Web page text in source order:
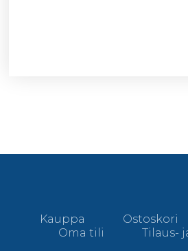
Kauppa Ostoskori
Oma tili
Tilaus-